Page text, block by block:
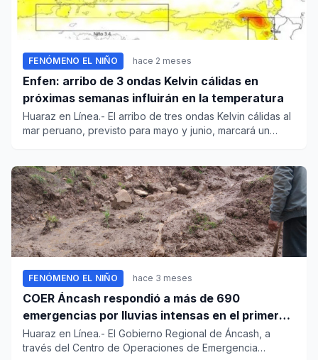
FENÓMENO EL NIÑO hace 2 meses
Enfen: arribo de 3 ondas Kelvin cálidas en
próximas semanas influirán en la temperatura
Huaraz en Línea.- El arribo de tres ondas Kelvin cálidas al
mar peruano, previsto para mayo y junio, marcará un
FENÓMENO EL NIÑO hace 3 meses
COER Áncash respondió a más de 690
emergencias por lluvias intensas en el primer
trimestre del año
Huaraz en Línea.- El Gobierno Regional de Áncash, a
través del Centro de Operaciones de Emergencia